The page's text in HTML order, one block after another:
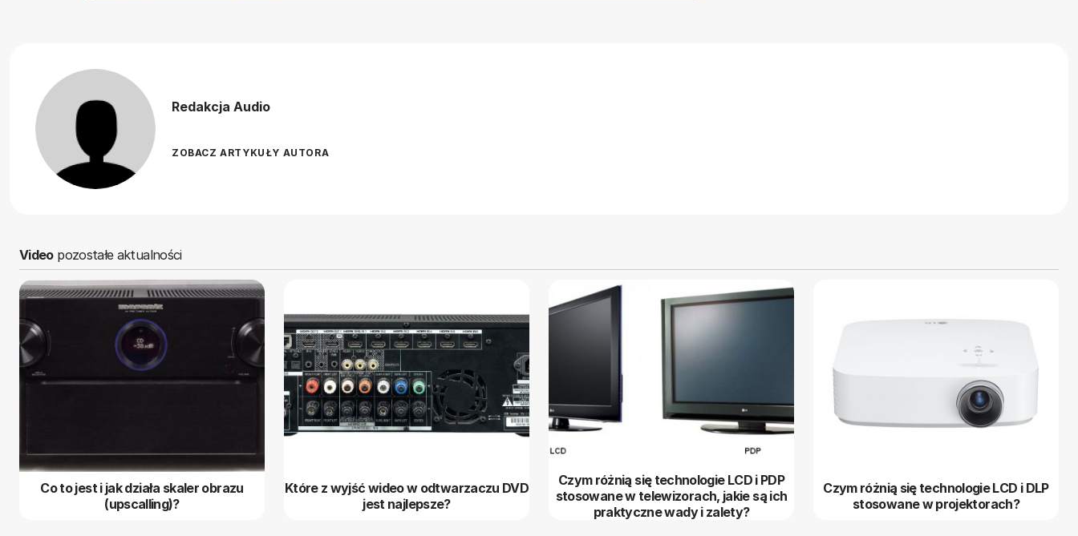
Redakcja Audio
ZOBACZ ARTYKUŁY AUTORA
Videopozostałe aktualności
Co to jest i jak działa skaler obrazu
(upscalling)?
Które z wyjść wideo w odtwarzaczu DVD
jest najlepsze?
Czym różnią się technologie LCD i PDP
stosowane w telewizorach, jakie są ich
praktyczne wady i zalety?
Czym różnią się technologie LCD i DLP
stosowane w projektorach?